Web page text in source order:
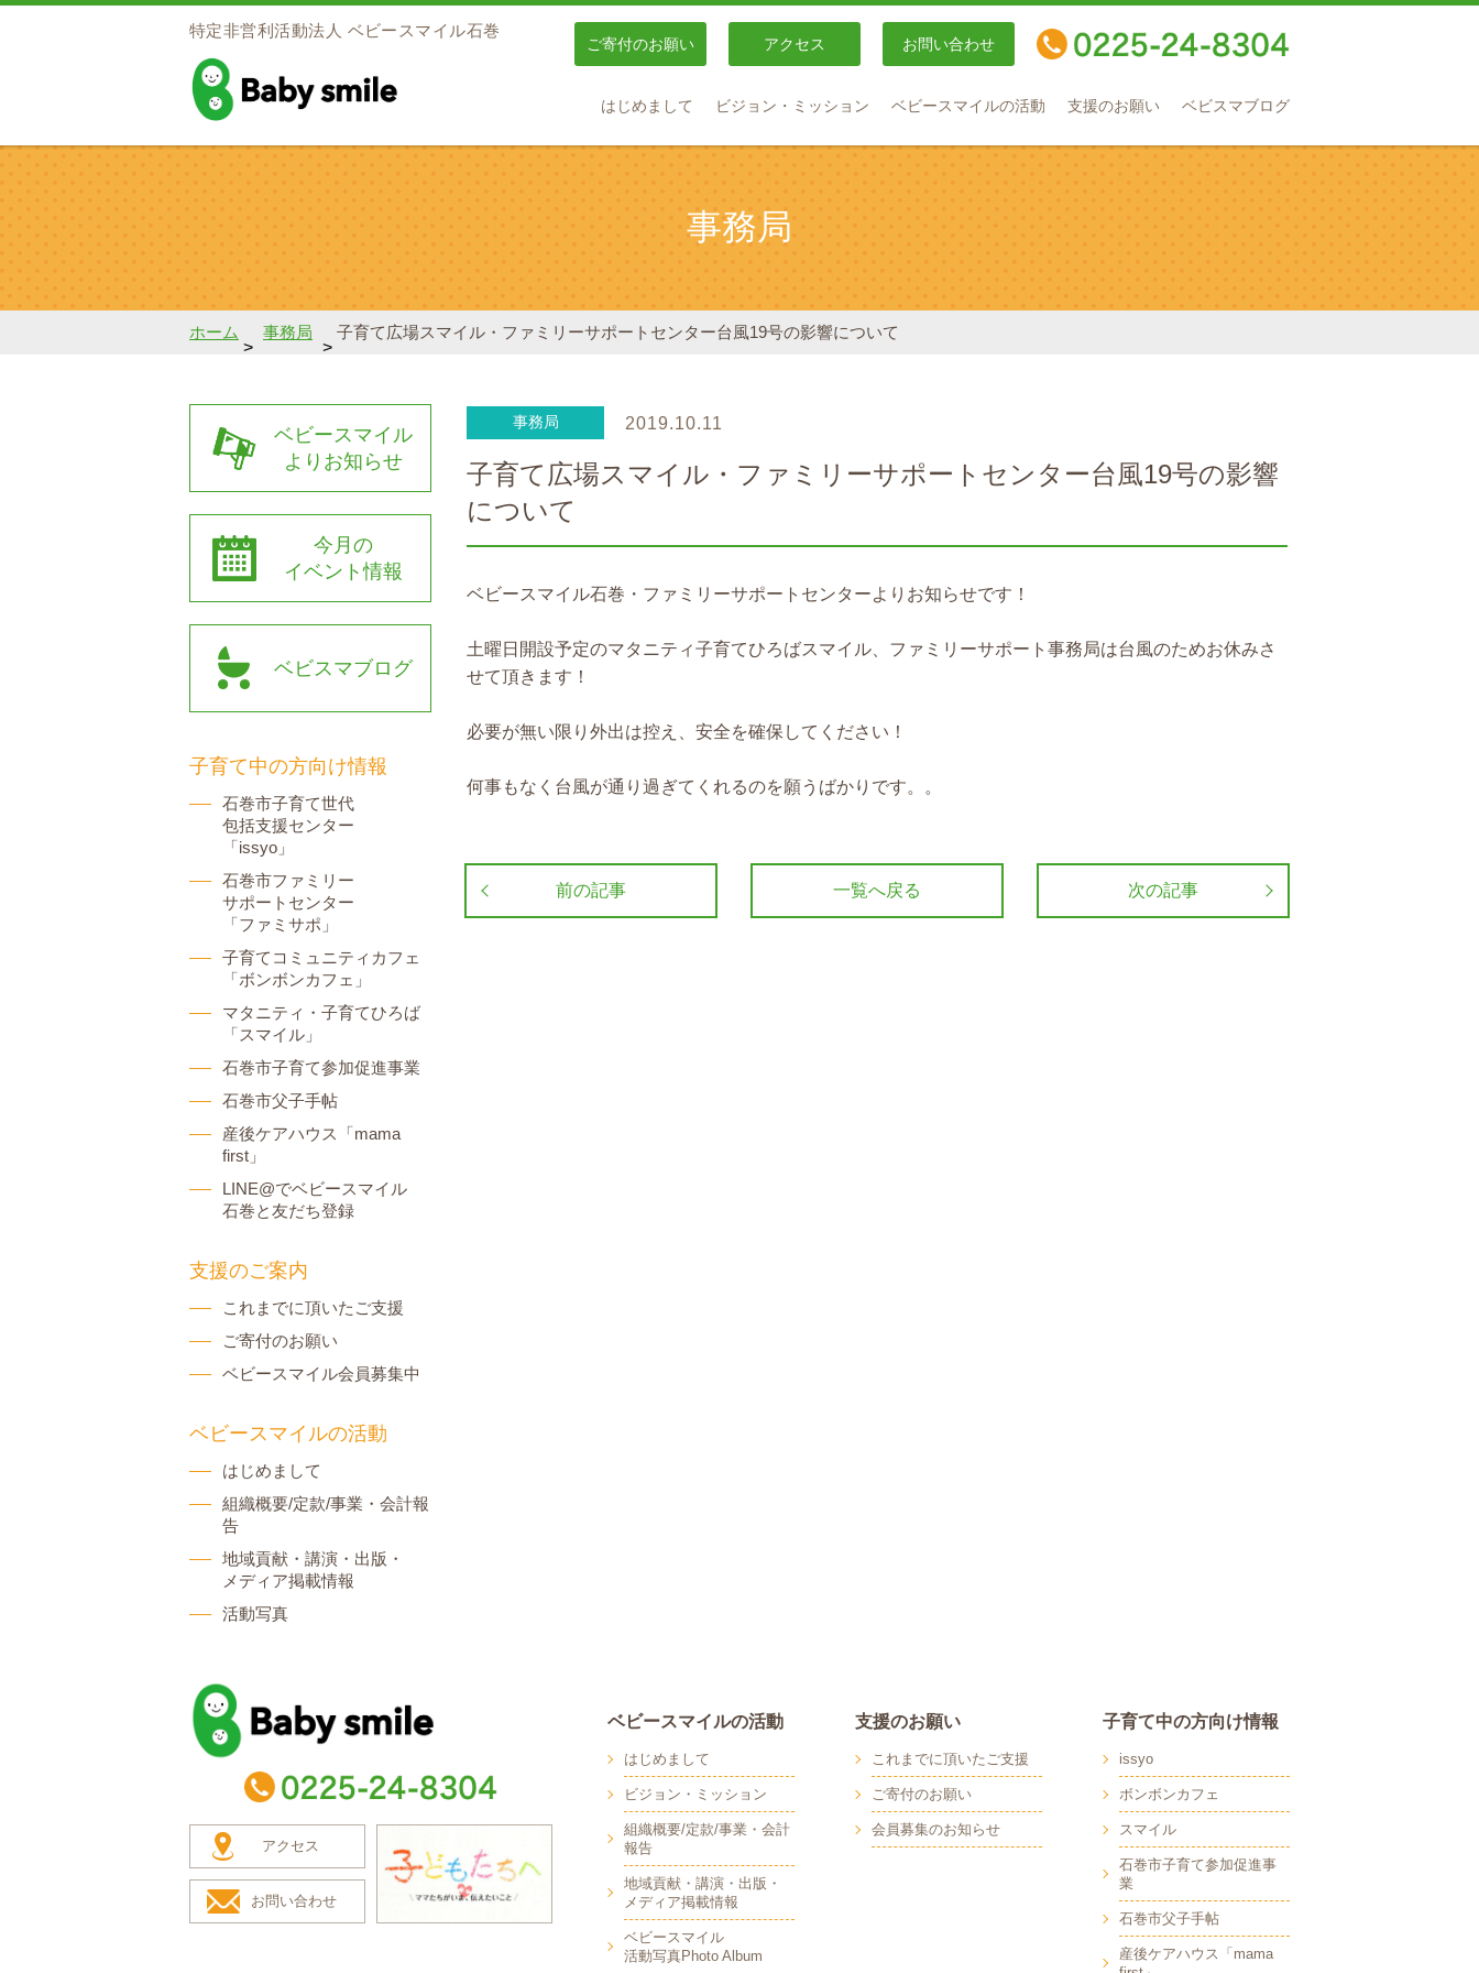
特定非営利活動法人 ベビースマイル石巻
ご寄付のお願い アクセス お問い合わせ
はじめまして ビジョン・ミッション ベビースマイルの活動 支援のお願い ベビスマブログ
事務局
ホーム
>
事務局
>
子育て広場スマイル・ファミリーサポートセンター台風19号の影響について
事務局 2019.10.11
子育て広場スマイル・ファミリーサポートセンター台風19号の影響
について
ベビースマイル石巻・ファミリーサポートセンターよりお知らせです！
土曜日開設予定のマタニティ子育てひろばスマイル、ファミリーサポート事務局は台風のためお休みさ
せて頂きます！
必要が無い限り外出は控え、安全を確保してください！
何事もなく台風が通り過ぎてくれるのを願うばかりです。。
前の記事 次の記事
一覧へ戻る
ベビースマイル
よりお知らせ
今月の
イベント情報
ベビスマブログ
子育て中の方向け情報
石巻市子育て世代
包括支援センター
「issyo」
石巻市ファミリー
サポートセンター
「ファミサポ」
子育てコミュニティカフェ
「ボンボンカフェ」
マタニティ・子育てひろば
「スマイル」
石巻市子育て参加促進事業
石巻市父子手帖
産後ケアハウス「mama
first」
LINE@でベビースマイル
石巻と友だち登録
支援のご案内
これまでに頂いたご支援
ご寄付のお願い
ベビースマイル会員募集中
ベビースマイルの活動
はじめまして
組織概要/定款/事業・会計報
告
地域貢献・講演・出版・
メディア掲載情報
活動写真
baby smile
アクセス
お問い合わせ
ベビースマイルの活動
はじめまして
ビジョン・ミッション
組織概要/定款/事業・会計
報告
地域貢献・講演・出版・
メディア掲載情報
ベビースマイル
活動写真Photo Album
支援のお願い
これまでに頂いたご支援
ご寄付のお願い
会員募集のお知らせ
子育て中の方向け情報
issyo
ボンボンカフェ
スマイル
石巻市子育て参加促進事
業
石巻市父子手帖
産後ケアハウス「mama